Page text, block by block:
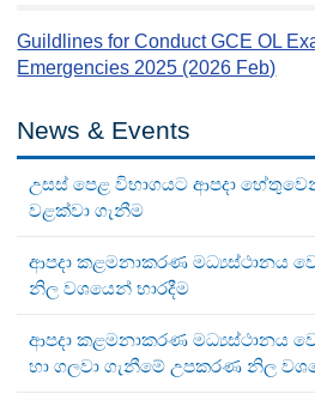
Guildlines for Conduct GCE OL
Emergencies 2025 (2026 Feb)
News & Events
උසස් පෙළ විභාගයට ආපදා
වළක්වා ගැනීම
ආපදා කළමනාකරණ මධ්‍යස්ථානය
නිල වශයෙන් භාරදීම
ආපදා කළමනාකරණ මධ්‍යස්ථානය
හා ගලවා ගැනීමේ උපකරණ නිල